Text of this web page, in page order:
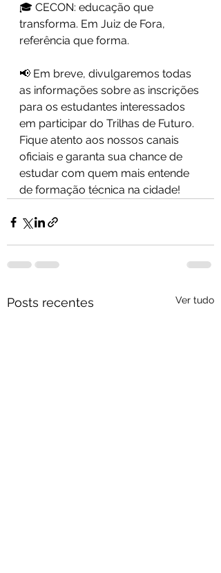
🎓 CECON: educação que
transforma. Em Juiz de Fora,
referência que forma.
📢 Em breve, divulgaremos todas
as informações sobre as inscrições
para os estudantes interessados
em participar do Trilhas de Futuro.
Fique atento aos nossos canais
oficiais e garanta sua chance de
estudar com quem mais entende
de formação técnica na cidade!
Posts recentes Ver tudo